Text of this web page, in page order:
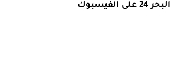
البحر 24 على الفيسبوك